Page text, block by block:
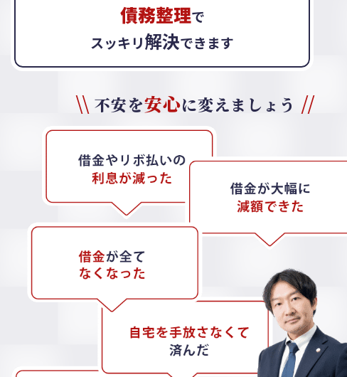
債務整理で
スッキリ解決できます
\\ 不安を安心に変えましょう //